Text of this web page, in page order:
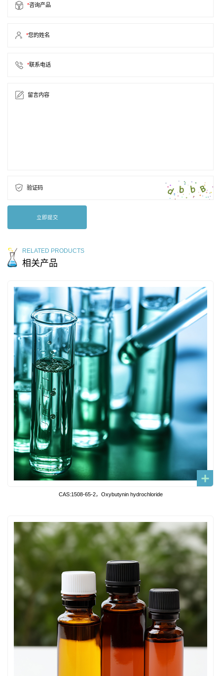
*咨询产品
*您的姓名
*联系电话
留言内容
验证码
立即提交
RELATED PRODUCTS
相关产品
CAS:1508-65-2，Oxybutynin hydrochloride